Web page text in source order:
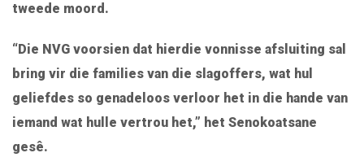
tweede moord.
“Die NVG voorsien dat hierdie vonnisse afsluiting sal
bring vir die families van die slagoffers, wat hul
geliefdes so genadeloos verloor het in die hande van
iemand wat hulle vertrou het,” het Senokoatsane
gesê.